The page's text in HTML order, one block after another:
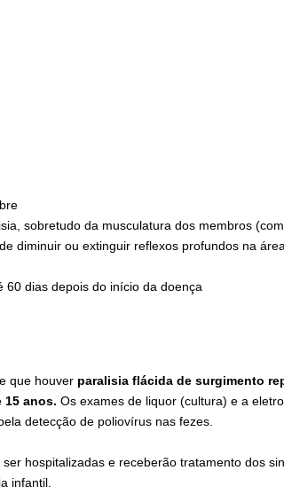
sobretudo da musculatura dos membros
diminuir ou extinguir reflexos profundos na
60 dias depois do início da doença
que houverparalisia flácida de surgimento
15 anos. Os exames de liquor (cultura) e a
detecção de poliovírus nas fezes.
hospitalizadas e receberão tratamento dos
infantil.